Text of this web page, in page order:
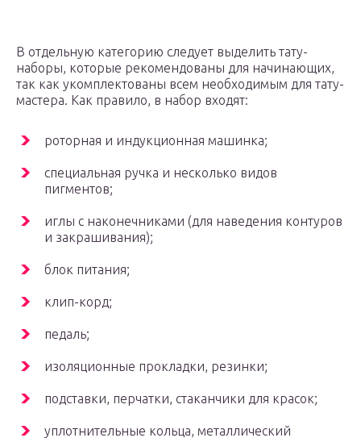
В отдельную категорию следует выделить тату-
наборы, которые рекомендованы для начинающих,
так как укомплектованы всем необходимым для тату-
мастера. Как правило, в набор входят:
роторная и индукционная машинка;
специальная ручка и несколько видов
пигментов;
иглы с наконечниками (для наведения контуров
и закрашивания);
блок питания;
клип-корд;
педаль;
изоляционные прокладки, резинки;
подставки, перчатки, стаканчики для красок;
уплотнительные кольца, металлический